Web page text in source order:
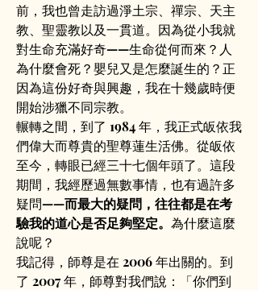
前，我也曾走訪過淨土宗、禪宗、天主
教、聖靈教以及一貫道。因為從小我就
對生命充滿好奇——生命從何而來？人
為什麼會死？嬰兒又是怎麼誕生的？正
因為這份好奇與興趣，我在十幾歲時便
開始涉獵不同宗教。
輾轉之間，到了 1984 年，我正式皈依我
們偉大而尊貴的聖尊蓮生活佛。從皈依
至今，轉眼已經三十七個年頭了。這段
期間，我經歷過無數事情，也有過許多
疑問——而最大的疑問，往往都是在考
驗我的道心是否足夠堅定。 為什麼這麼
說呢？
我記得，師尊是在 2006 年出關的。到
了 2007 年，師尊對我們說：「你們到